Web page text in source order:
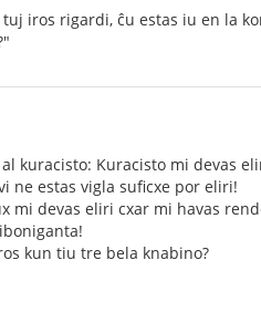
iros rigardi, ĉu estas iu en la
kuracisto: Kuracisto mi devas
ne estas vigla suficxe por eliri!
mi devas eliri cxar mi havas
kun tiu tre bela knabino?